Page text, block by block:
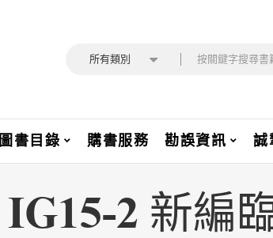
所有類別
圖書目錄 購書服務 勘誤資訊 誠
IG15-2 新編